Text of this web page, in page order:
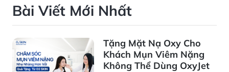
Bài Viết Mới Nhất
Tặng Mặt Nạ Oxy Cho
Khách Mụn Viêm Nặng
Không Thể Dùng OxyJet